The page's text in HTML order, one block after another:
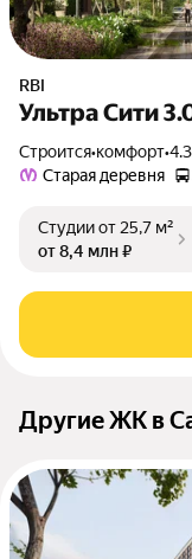
RBI
Ультра Сити
Строится•комфорт•
Старая деревня
Студииот 25,7 м²
от 8,4 млн ₽
Другие ЖК в